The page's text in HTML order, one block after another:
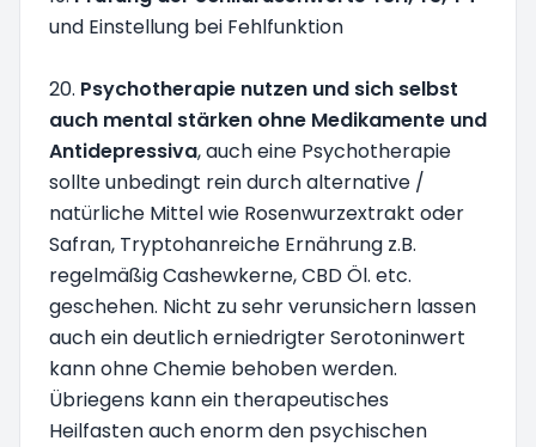
und Einstellung bei Fehlfunktion
20. Psychotherapie nutzen und sich selbst
auch mental stärken ohne Medikamente und
Antidepressiva, auch eine Psychotherapie
sollte unbedingt rein durch alternative /
natürliche Mittel wie Rosenwurzextrakt oder
Safran, Tryptohanreiche Ernährung z.B.
regelmäßig Cashewkerne, CBD Öl. etc.
geschehen. Nicht zu sehr verunsichern lassen
auch ein deutlich erniedrigter Serotoninwert
kann ohne Chemie behoben werden.
Übriegens kann ein therapeutisches
Heilfasten auch enorm den psychischen